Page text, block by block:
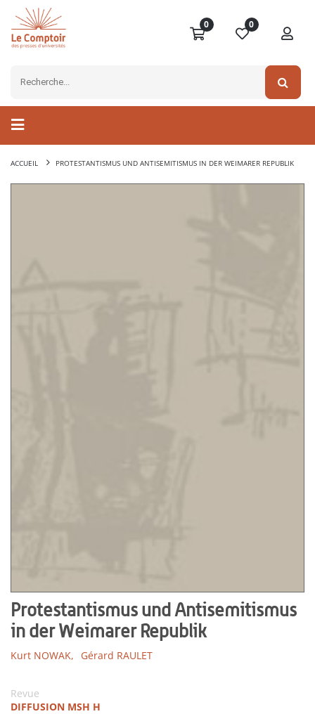
0 0
ACCUEIL PROTESTANTISMUS UND ANTISEMITISMUS IN DER WEIMARER REPUBLIK
Protestantismus und Antisemitismus
in der Weimarer Republik
Kurt NOWAK, Gérard RAULET
Revue
DIFFUSION MSH H